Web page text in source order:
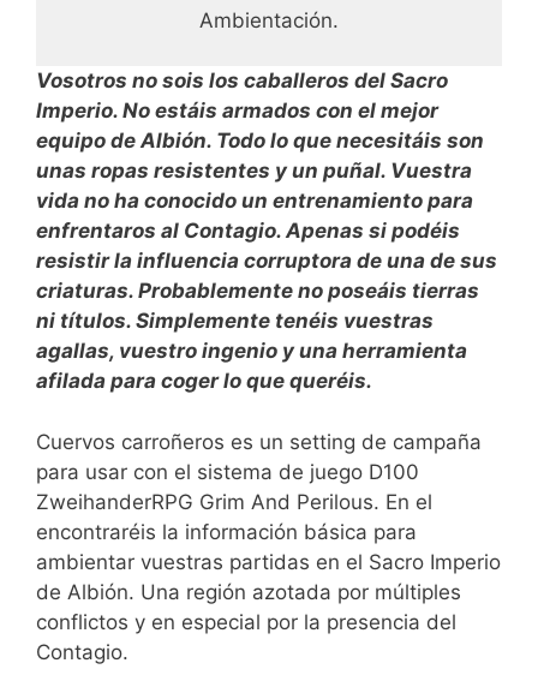
Ambientación.
Vosotros no sois los caballeros del Sacro
Imperio. No estáis armados con el mejor
equipo de Albión. Todo lo que necesitáis son
unas ropas resistentes y un puñal. Vuestra
vida no ha conocido un entrenamiento para
enfrentaros al Contagio. Apenas si podéis
resistir la influencia corruptora de una de sus
criaturas. Probablemente no poseáis tierras
ni títulos. Simplemente tenéis vuestras
agallas, vuestro ingenio y una herramienta
afilada para coger lo que queréis.
Cuervos carroñeros es un setting de campaña
para usar con el sistema de juego D100
ZweihanderRPG Grim And Perilous. En el
encontraréis la información básica para
ambientar vuestras partidas en el Sacro Imperio
de Albión. Una región azotada por múltiples
conflictos y en especial por la presencia del
Contagio.